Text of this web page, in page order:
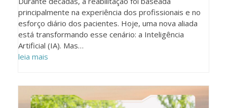
principalmente na experiência dos profissionais e no
esforço diário dos pacientes. Hoje, uma nova aliada
está transformando esse cenário: a Inteligência
Artificial (IA). Mas…
leia mais